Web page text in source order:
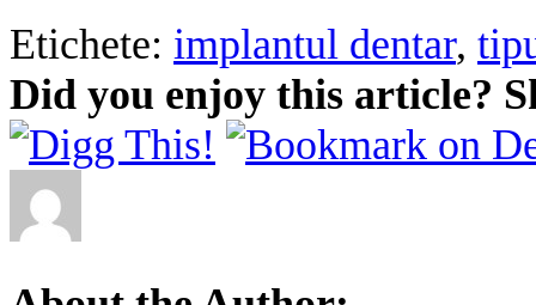
Etichete: implantul dentar,
Did you enjoy this article?